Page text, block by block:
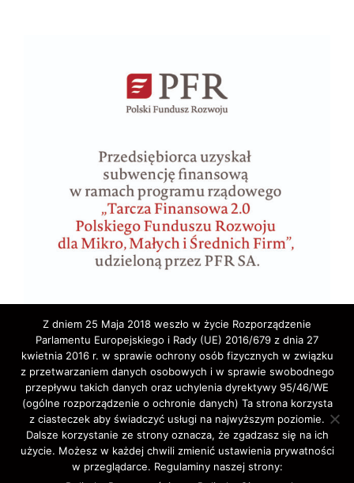
Copyright © 2020 ELA-TRAVEL: Biuro Podróży,
wycieczki, wczasy, pielgrzymki, bilety lotnicze,
autokarowe,promowe,koncertowe,Western-Union,.
Z dniem 25 Maja 2018 weszło w życie Rozporządzenie
Parlamentu Europejskiego i Rady (UE) 2016/679 z dnia 27
kwietnia 2016 r. w sprawie ochrony osób fizycznych w związku
z przetwarzaniem danych osobowych i w sprawie swobodnego
przepływu takich danych oraz uchylenia dyrektywy 95/46/WE
(ogólne rozporządzenie o ochronie danych) Ta strona korzysta
z ciasteczek aby świadczyć usługi na najwyższym poziomie.
Dalsze korzystanie ze strony oznacza, że zgadzasz się na ich
użycie. Możesz w każdej chwili zmienić ustawienia prywatności
w przeglądarce. Regulaminy naszej strony: